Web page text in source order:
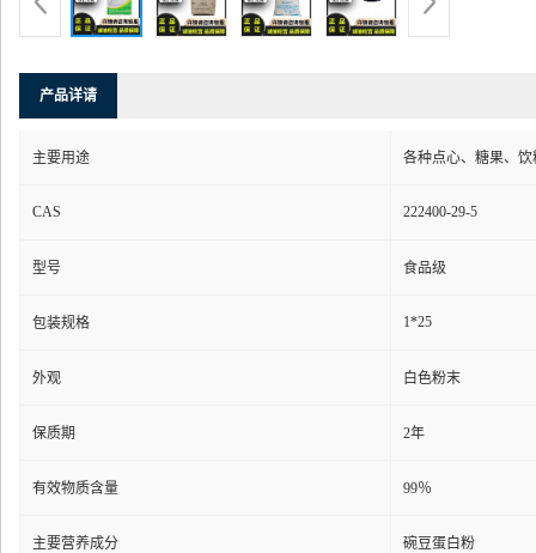
产品详请
主要用途 各种点心、糖果、
CAS 222400-29-5
型号 食品级
包装规格 1*25
外观 白色粉末
保质期 2年
有效物质含量 99％
主要营养成分 碗豆蛋白粉